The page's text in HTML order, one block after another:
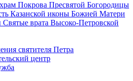
Покрова Пресвятой Богородицы
Казанской иконы Божией Матери
Святые врата Высоко-Петровской
святителя Петра
центр